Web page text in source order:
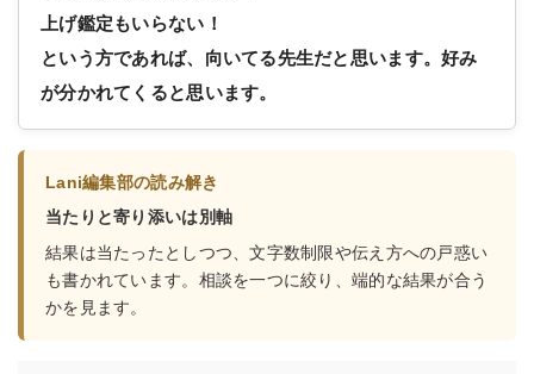
上げ鑑定もいらない！
という方であれば、向いてる先生だと思います。好み
が分かれてくると思います。
Lani編集部の読み解き
当たりと寄り添いは別軸
結果は当たったとしつつ、文字数制限や伝え方への戸惑い
も書かれています。相談を一つに絞り、端的な結果が合う
かを見ます。